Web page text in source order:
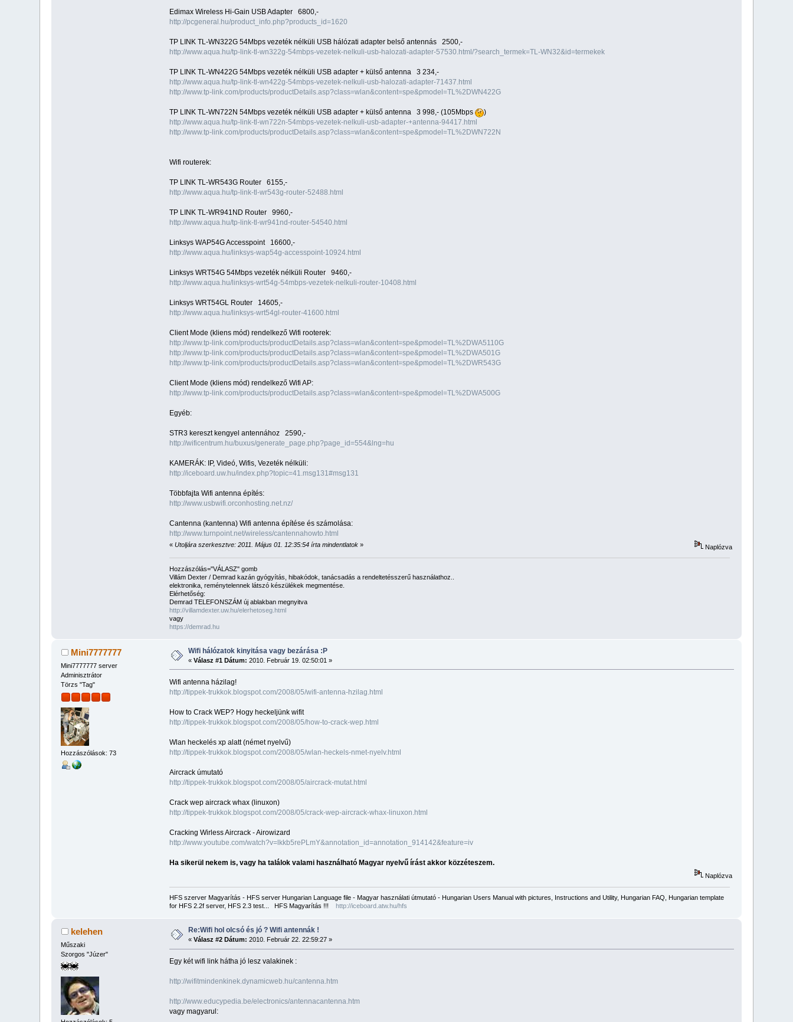
Edimax Wireless Hi-Gain USB Adapter 6800,-
http://pcgeneral.hu/product_info.php?products_id=1620
TP LINK TL-WN322G 54Mbps vezeték nélküli USB hálózati adapter belső antennás 2500,-
http://www.aqua.hu/tp-link-tl-wn322g-54mbps-vezetek-nelkuli-usb-halozati-adapter-57530.html/?search_termek=TL-WN32&id=termekek
TP LINK TL-WN422G 54Mbps vezeték nélküli USB adapter + külső antenna 3 234,-
http://www.aqua.hu/tp-link-tl-wn422g-54mbps-vezetek-nelkuli-usb-halozati-adapter-71437.html
http://www.tp-link.com/products/productDetails.asp?class=wlan&content=spe&pmodel=TL%2DWN422G
TP LINK TL-WN722N 54Mbps vezeték nélküli USB adapter + külső antenna 3 998,- (105Mbps
)
http://www.aqua.hu/tp-link-tl-wn722n-54mbps-vezetek-nelkuli-usb-adapter-+antenna-94417.html
http://www.tp-link.com/products/productDetails.asp?class=wlan&content=spe&pmodel=TL%2DWN722N
Wifi routerek:
TP LINK TL-WR543G Router 6155,-
http://www.aqua.hu/tp-link-tl-wr543g-router-52488.html
TP LINK TL-WR941ND Router 9960,-
http://www.aqua.hu/tp-link-tl-wr941nd-router-54540.html
Linksys WAP54G Accesspoint 16600,-
http://www.aqua.hu/linksys-wap54g-accesspoint-10924.html
Linksys WRT54G 54Mbps vezeték nélküli Router 9460,-
http://www.aqua.hu/linksys-wrt54g-54mbps-vezetek-nelkuli-router-10408.html
Linksys WRT54GL Router 14605,-
http://www.aqua.hu/linksys-wrt54gl-router-41600.html
Client Mode (kliens mód) rendelkező Wifi rooterek:
http://www.tp-link.com/products/productDetails.asp?class=wlan&content=spe&pmodel=TL%2DWA5110G
http://www.tp-link.com/products/productDetails.asp?class=wlan&content=spe&pmodel=TL%2DWA501G
http://www.tp-link.com/products/productDetails.asp?class=wlan&content=spe&pmodel=TL%2DWR543G
Client Mode (kliens mód) rendelkező Wifi AP:
http://www.tp-link.com/products/productDetails.asp?class=wlan&content=spe&pmodel=TL%2DWA500G
Egyéb:
STR3 kereszt kengyel antennához 2590,-
http://wificentrum.hu/buxus/generate_page.php?page_id=554&lng=hu
KAMERÁK: IP, Videó, Wifis, Vezeték nélküli:
http://iceboard.uw.hu/index.php?topic=41.msg131#msg131
Többfajta Wifi antenna építés:
http://www.usbwifi.orconhosting.net.nz/
Cantenna (kantenna) Wifi antenna építése és számolása:
http://www.turnpoint.net/wireless/cantennahowto.html
« Utoljára szerkesztve: 2011. Május 01. 12:35:54 írta mindentlatok» Naplózva
Hozzászólás="VÁLASZ" gomb
Villám Dexter / Demrad kazán gyógyítás, hibakódok, tanácsadás a rendeltetésszerű használathoz..
elektronika, reménytelennek látszó készülékek megmentése.
Elérhetőség:
Demrad TELEFONSZÁM új ablakban megnyitva
http://villamdexter.uw.hu/elerhetoseg.html
vagy
https://demrad.hu
Mini7777777
Mini7777777 server
Adminisztrátor
Törzs "Tag"
Hozzászólások: 73
Wifi hálózatok kinyitása vagy bezárása :P
«Válasz #1 Dátum: 2010. Február 19. 02:50:01 »
Wifi antenna házilag!
http://tippek-trukkok.blogspot.com/2008/05/wifi-antenna-hzilag.html
How to Crack WEP? Hogy heckeljünk wifit
http://tippek-trukkok.blogspot.com/2008/05/how-to-crack-wep.html
Wlan heckelés xp alatt (német nyelvű)
http://tippek-trukkok.blogspot.com/2008/05/wlan-heckels-nmet-nyelv.html
Aircrack úmutató
http://tippek-trukkok.blogspot.com/2008/05/aircrack-mutat.html
Crack wep aircrack whax (linuxon)
http://tippek-trukkok.blogspot.com/2008/05/crack-wep-aircrack-whax-linuxon.html
Cracking Wirless Aircrack - Airowizard
http://www.youtube.com/watch?v=lkkb5rePLmY&annotation_id=annotation_914142&feature=iv
Ha sikerül nekem is, vagy ha találok valami használható Magyar nyelvű írást akkor közzéteszem.
Naplózva
HFS szerver Magyarítás - HFS server Hungarian Language file - Magyar használati útmutató - Hungarian Users Manual with pictures, Instructions and Utility, Hungarian FAQ, Hungarian template
for HFS 2.2f server, HFS 2.3 test... HFS Magyarítás !!! http://iceboard.atw.hu/hfs
kelehen
Műszaki
Szorgos "Júzer"
Re:Wifi hol olcsó és jó ? Wifi antennák !
«Válasz #2 Dátum: 2010. Február 22. 22:59:27 »
Egy két wifi link hátha jó lesz valakinek :
http://wifitmindenkinek.dynamicweb.hu/cantenna.htm
http://www.educypedia.be/electronics/antennacantenna.htm
vagy magyarul: